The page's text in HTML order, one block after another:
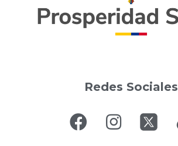
Redes Sociales